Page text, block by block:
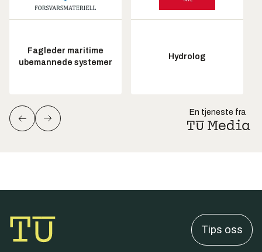
Fagleder maritime
ubemannede systemer
Hydrolog
En tjeneste fra
Tips oss